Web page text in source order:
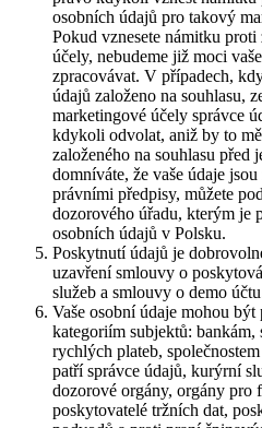
osobních údajů pro takový
Pokud vznesete námitku
účely, nebudeme již moci
zpracovávat. V případech,
údajů založeno na souhlasu,
marketingové účely správce
kdykoli odvolat, aniž by to
založeného na souhlasu před
domníváte, že vaše údaje
právními předpisy, můžete
dozorového úřadu, kterým je
osobních údajů v Polsku.
Poskytnutí údajů je
uzavření smlouvy o
služeb a smlouvy o demo
Vaše osobní údaje mohou
kategoriím subjektů:
rychlých plateb,
patří správce údajů, kurýrní
dozorové orgány, orgány pro
poskytovatelé tržních dat,